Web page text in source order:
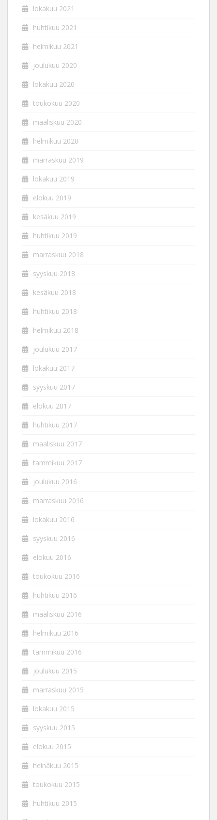
lokakuu 2021
huhtikuu 2021
helmikuu 2021
joulukuu 2020
lokakuu 2020
toukokuu 2020
maaliskuu 2020
helmikuu 2020
marraskuu 2019
lokakuu 2019
elokuu 2019
kesäkuu 2019
huhtikuu 2019
marraskuu 2018
syyskuu 2018
kesäkuu 2018
huhtikuu 2018
helmikuu 2018
joulukuu 2017
lokakuu 2017
syyskuu 2017
elokuu 2017
huhtikuu 2017
maaliskuu 2017
tammikuu 2017
joulukuu 2016
marraskuu 2016
lokakuu 2016
syyskuu 2016
elokuu 2016
toukokuu 2016
huhtikuu 2016
maaliskuu 2016
helmikuu 2016
tammikuu 2016
joulukuu 2015
marraskuu 2015
lokakuu 2015
syyskuu 2015
elokuu 2015
heinäkuu 2015
toukokuu 2015
huhtikuu 2015